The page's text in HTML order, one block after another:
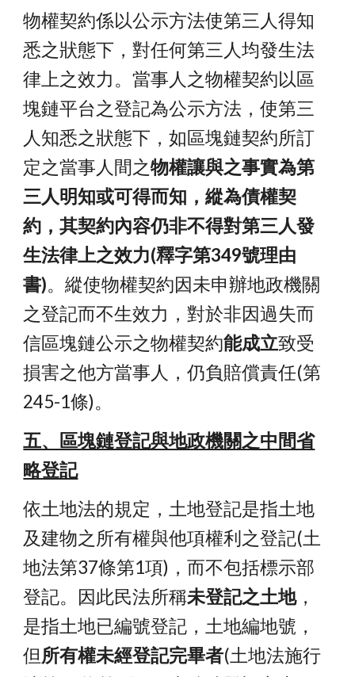
物權契約係以公示方法使第三人得知
悉之狀態下，對任何第三人均發生法
律上之效力。當事人之物權契約以區
塊鏈平台之登記為公示方法，使第三
人知悉之狀態下，如區塊鏈契約所訂
定之當事人間之物權讓與之事實為第
三人明知或可得而知，縱為債權契
約，其契約內容仍非不得對第三人發
生法律上之效力(釋字第349號理由
書)。縱使物權契約因未申辦地政機關
之登記而不生效力，對於非因過失而
信區塊鏈公示之物權契約能成立致受
損害之他方當事人，仍負賠償責任(第
245-1條)。
五、區塊鏈登記與地政機關之中間省
略登記
依土地法的規定，土地登記是指土地
及建物之所有權與他項權利之登記(土
地法第37條第1項)，而不包括標示部
登記。因此民法所稱未登記之土地，
是指土地已編號登記，土地編地號，
但所有權未經登記完畢者(土地法施行